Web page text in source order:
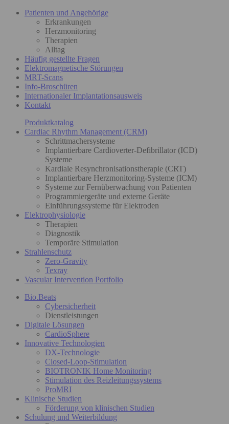
Patienten und Angehörige
Erkrankungen
Herzmonitoring
Therapien
Alltag
Häufig gestellte Fragen
Elektromagnetische Störungen
MRT-Scans
Info-Broschüren
Internationaler Implantationsausweis
Kontakt
Produktkatalog
Cardiac Rhythm Management (CRM)
Schrittmachersysteme
Implantierbare Cardioverter-Defibrillator (ICD)
Systeme
Kardiale Resynchronisationstherapie (CRT)
Implantierbare Herzmonitoring-Systeme (ICM)
Systeme zur Fernüberwachung von Patienten
Programmiergeräte und externe Geräte
Einführungssysteme für Elektroden
Elektrophysiologie
Therapien
Diagnostik
Temporäre Stimulation
Strahlenschutz
Zero-Gravity
Texray
Vascular Intervention Portfolio
Bio.Beats
Cybersicherheit
Dienstleistungen
Digitale Lösungen
CardioSphere
Innovative Technologien
DX-Technologie
Closed-Loop-Stimulation
BIOTRONIK Home Monitoring
Stimulation des Reizleitungssystems
ProMRI
Klinische Studien
Förderung von klinischen Studien
Schulung und Weiterbildung